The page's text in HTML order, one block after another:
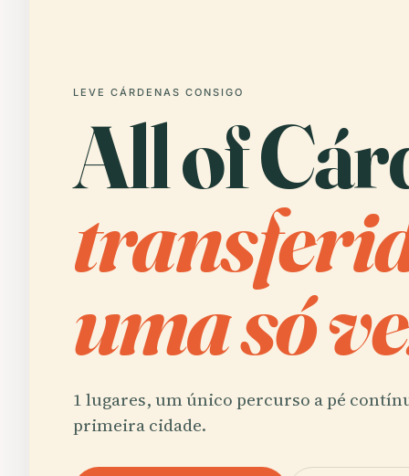
LEVE CÁRDENAS CONSIGO
All of
uma só
1 lugares, um único percurso a pé
primeira cidade.